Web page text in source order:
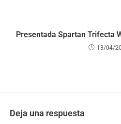
Presentada Spartan Trifecta
13/04/
Deja una respuesta